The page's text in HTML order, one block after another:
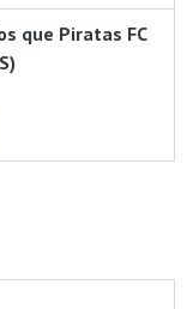
que Piratas FC